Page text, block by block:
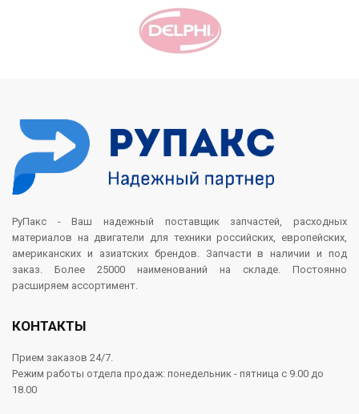
РуПакс - Ваш надежный поставщик запчастей, расходных
материалов на двигатели для техники российских, европейских,
американских и азиатских брендов. Запчасти в наличии и под
заказ. Более 25000 наименований на складе. Постоянно
расширяем ассортимент.
КОНТАКТЫ
Прием заказов 24/7.
Режим работы отдела продаж: понедельник - пятница с 9.00 до
18.00